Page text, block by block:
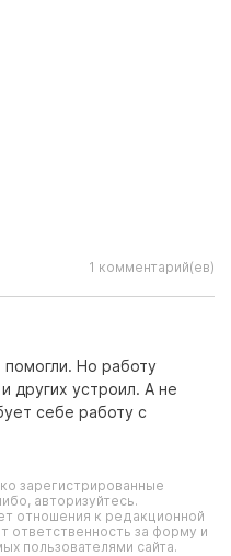
1 комментарий(ев)
Но работу
других устроил. А не
себе работу с
зарегистрированные
авторизуйтесь.
отношения к редакционной
ответственность за форму и
пользователями сайта.